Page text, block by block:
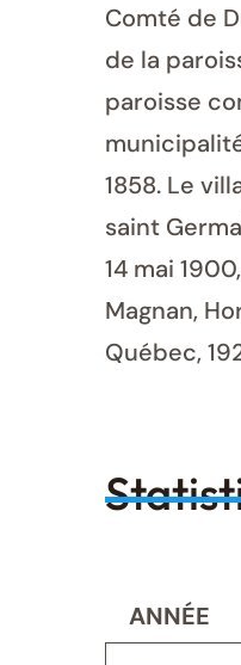
Comté de
de la
paroisse
1858. Le
saint
14 mai
Magnan,
Québec,
ANNÉE